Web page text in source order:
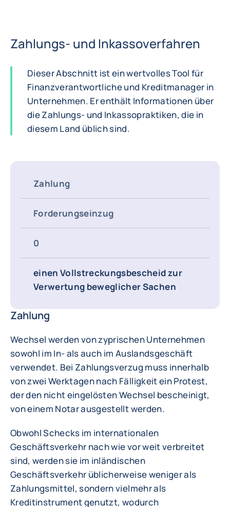
Zahlungs- und Inkassoverfahren
Dieser Abschnitt ist ein wertvolles Tool für
Finanzverantwortliche und Kreditmanager in
Unternehmen. Er enthält Informationen über
die Zahlungs- und Inkassopraktiken, die in
diesem Land üblich sind.
Zahlung
Forderungseinzug
0
einen Vollstreckungsbescheid zur
Verwertung beweglicher Sachen
Zahlung
Wechsel werden von zyprischen Unternehmen
sowohl im In- als auch im Auslandsgeschäft
verwendet. Bei Zahlungsverzug muss innerhalb
von zwei Werktagen nach Fälligkeit ein Protest,
der den nicht eingelösten Wechsel bescheinigt,
von einem Notar ausgestellt werden.
Obwohl Schecks im internationalen
Geschäftsverkehr nach wie vor weit verbreitet
sind, werden sie im inländischen
Geschäftsverkehr üblicherweise weniger als
Zahlungsmittel, sondern vielmehr als
Kreditinstrument genutzt, wodurch